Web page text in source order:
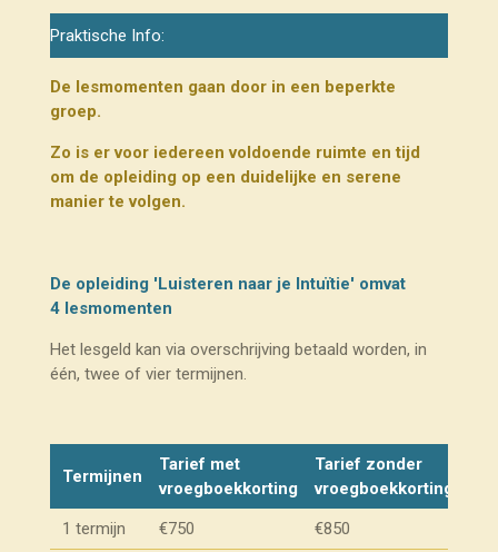
Praktische Info:
De lesmomenten gaan door in een beperkte
groep.
Zo is er voor iedereen voldoende ruimte en tijd
om de opleiding op een duidelijke en serene
manier te volgen.
De opleiding 'Luisteren naar je Intuïtie' omvat
4 lesmomenten
Het lesgeld kan via overschrijving betaald worden, in
één, twee of vier termijnen.
Termijnen
Tarief met
vroegboekkorting
Tarief zonder
vroegboekkorting
1 termijn
€750 €850